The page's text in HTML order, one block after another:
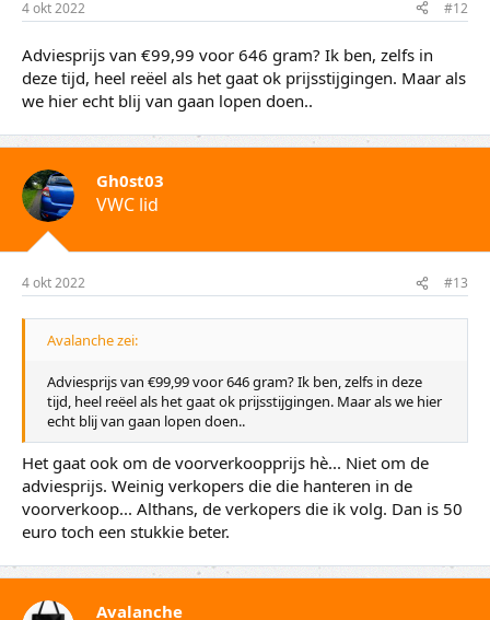
4 okt 2022 #12
Adviesprijs van €99,99 voor 646 gram? Ik ben, zelfs in
deze tijd, heel reëel als het gaat ok prijsstijgingen. Maar als
we hier echt blij van gaan lopen doen..
Gh0st03
VWC lid
4 okt 2022 #13
Avalanche zei:
Adviesprijs van €99,99 voor 646 gram? Ik ben, zelfs in deze
tijd, heel reëel als het gaat ok prijsstijgingen. Maar als we hier
echt blij van gaan lopen doen..
Het gaat ook om de voorverkoopprijs hè... Niet om de
adviesprijs. Weinig verkopers die die hanteren in de
voorverkoop... Althans, de verkopers die ik volg. Dan is 50
euro toch een stukkie beter.
Avalanche